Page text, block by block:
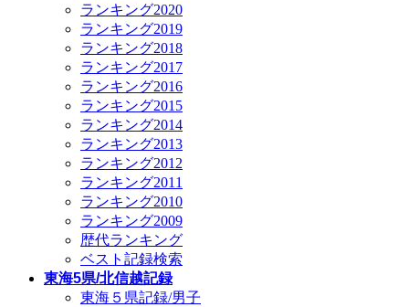
ランキング2020
ランキング2019
ランキング2018
ランキング2017
ランキング2016
ランキング2015
ランキング2014
ランキング2013
ランキング2012
ランキング2011
ランキング2010
ランキング2009
歴代ランキング
ベスト記録検索
東海5県/北信越記録
東海５県記録/男子